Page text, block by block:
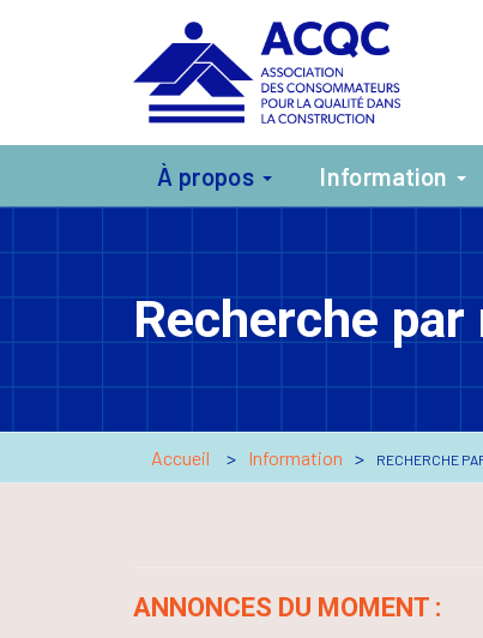
À propos Information
Recherche
Accueil Information RECHERCHE
ANNONCES DU MOMENT :